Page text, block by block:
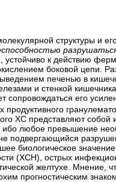
структуры и
к действию
боковой цепи.
печенью в
и стенкой
сопровождаться его
продуктивного
ХС представляют
любое превышение
подвергающийся
биологическое
(ХСН), острых
желтухе. Мнение,
прогностическим